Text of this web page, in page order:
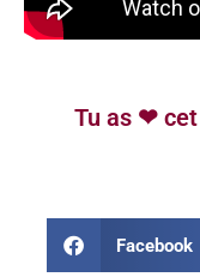
Tu as ❤
Facebook